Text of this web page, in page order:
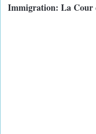
Immigration: La Cour